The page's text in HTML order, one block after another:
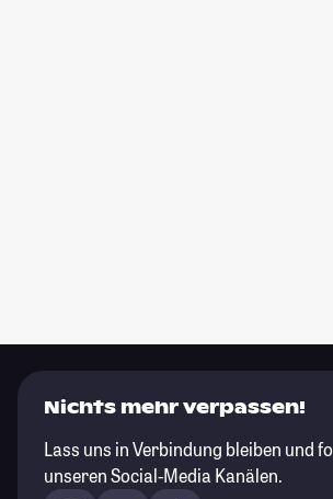
Nichts mehr verpassen!
Lass uns in Verbindung bleiben und
unseren Social-Media Kanälen.